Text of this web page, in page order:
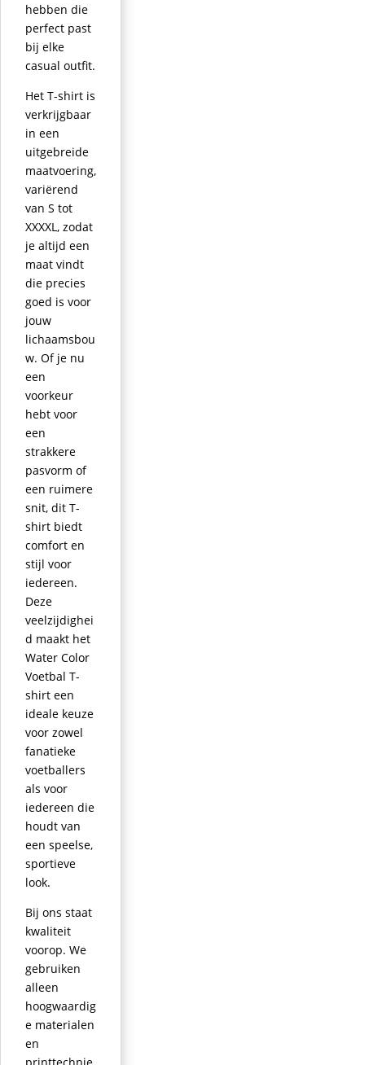
hebben die
perfect past
bij elke
casual outfit.
Het T-shirt is
verkrijgbaar
in een
uitgebreide
maatvoering,
variërend
van S tot
XXXXL, zodat
je altijd een
maat vindt
die precies
goed is voor
jouw
lichaamsbou
w. Of je nu
een
voorkeur
hebt voor
een
strakkere
pasvorm of
een ruimere
snit, dit T-
shirt biedt
comfort en
stijl voor
iedereen.
Deze
veelzijdighei
d maakt het
Water Color
Voetbal T-
shirt een
ideale keuze
voor zowel
fanatieke
voetballers
als voor
iedereen die
houdt van
een speelse,
sportieve
look.
Bij ons staat
kwaliteit
voorop. We
gebruiken
alleen
hoogwaardig
e materialen
en
printtechnie